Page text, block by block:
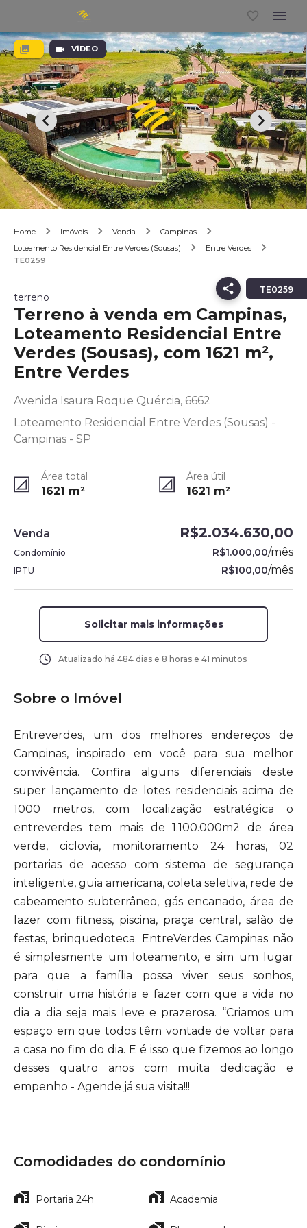
VÍDEO
Home Imóveis Venda
Campinas
Loteamento Residencial Entre Verdes (Sousas)
Entre Verdes
TE0259
TE0259
terreno
Terreno à venda em Campinas,
Loteamento Residencial Entre
Verdes (Sousas), com 1621 m²,
Entre Verdes
Avenida Isaura Roque Quércia, 6662
Loteamento Residencial Entre Verdes (Sousas) -
Campinas - SP
Área total
1621 m²
Área útil
1621 m²
Venda R$2.034.630,00
Condomínio R$1.000,00/mês
IPTU R$100,00/mês
Solicitar mais informações
Atualizado há 484 dias e 8 horas e 41 minutos
Sobre o Imóvel
Entreverdes, um dos melhores endereços de
Campinas, inspirado em você para sua melhor
convivência. Confira alguns diferenciais deste
super lançamento de lotes residenciais acima de
1000 metros, com localização estratégica o
entreverdes tem mais de 1.100.000m2 de área
verde, ciclovia, monitoramento 24 horas, 02
portarias de acesso com sistema de segurança
inteligente, guia americana, coleta seletiva, rede de
cabeamento subterrâneo, gás encanado, área de
lazer com fitness, piscina, praça central, salão de
festas, brinquedoteca. EntreVerdes Campinas não
é simplesmente um loteamento, e sim um lugar
para que a família possa viver seus sonhos,
construir uma história e fazer com que a vida no
dia a dia seja mais leve e prazerosa. “Criamos um
espaço em que todos têm vontade de voltar para
a casa no fim do dia. E é isso que fizemos ao longo
desses quatro anos com muita dedicação e
empenho - Agende já sua visita!!!
Comodidades do condomínio
Portaria 24h Academia